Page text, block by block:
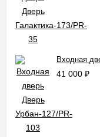
Входная
41 000 ₽